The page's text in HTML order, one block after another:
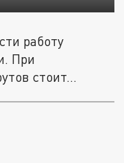
работу
При
стоит...